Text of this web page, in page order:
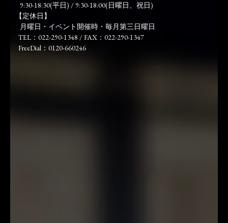
9:30-18:30(平日) / 9:30-18:00(日曜日、祝日)
【定休日】
月曜日・イベント開催時・毎月第三日曜日
TEL：022-290-1348 / FAX：022-290-1347
FreeDial：0120-660246